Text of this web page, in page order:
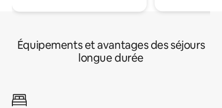
Équipements et avantages des séjours
longue durée